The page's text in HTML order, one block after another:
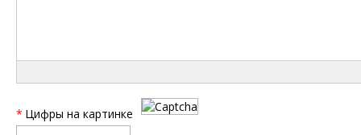
* Цифры на картинке